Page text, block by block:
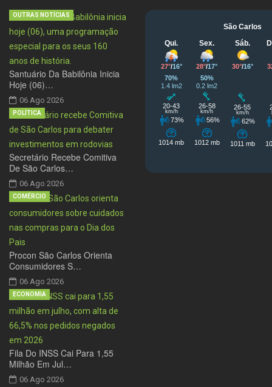
Santuário Da Babilônia Inicia
Hoje (06)…
06 Ago 2026
OUTRAS NOTÍCIAS
Secretário Recebe Comitiva
De São Carlos…
06 Ago 2026
POLÍTICA
Procon São Carlos Orienta
Consumidores S…
06 Ago 2026
COMÉRCIO
Fila Do INSS Cai Para 1,55
Milhão Em Jul…
06 Ago 2026
ECONOMIA